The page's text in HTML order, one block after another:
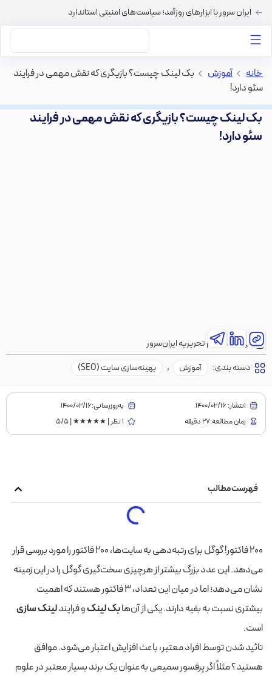
ایران سرور با ابزارهای روزآمد؛ سیاست‌های امنیتی استاندارد
خانه > آموزش > بک لینک چیست؟ بازیگری که نقش مهمی در فرایند
سئو دارد!
بک لینک چیست؟ بازیگری که نقش مهمی در فرایند
سئو دارد!
نویسنده:تیم تحریریه ایران‌سرور
دسته بندی:
آموزش , بهینه‌سازی سایت (SEO)
انتشار: 1400/02/16
به‌روز‌رسانی:۱۴۰۰/۰۲/۱۶
زمان مطالعه:27 دقیقه
1 نظر | ★★★★★ | 5/5
فهرست مطالب
۲۰۰ فاکتور! گوگل برای رتبه‌دهی به سایت‌ها، ۲۰۰ فاکتور را مورد بررسی قرار
می‌دهد. این عدد بزرگ بیشتر از هرچیزی سخت‌گیری گوگل را در این زمینه
نشان می‌دهد؛ اما در میان این تعداد، ۳ فاکتور هستند که اهمیت
بیشتری نسبت به بقیه دارند. یکی از آن‌هابک لینکو فرایندلینک سازی
است.
تائید شدن توسط افراد معتبر، باعث افزایش اعتبار می‌شود. موافق
هستید؟ مثلاً اگر پرفسور سمیعی به‌عنوان یک برند بسیار معتبر در علوم